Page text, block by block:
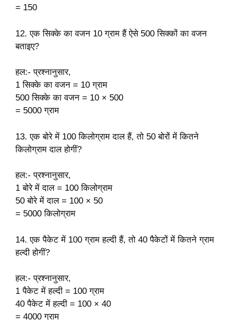
= 150
12. एक सिक्के का वजन 10 ग्राम हैं ऐसे 500 सिक्कों का वजन
बताइए?
हल:- प्रश्नानुसार,
1 सिक्के का वजन = 10 ग्राम
500 सिक्के का वजन = 10 × 500
= 5000 ग्राम
13. एक बोरे में 100 किलोग्राम दाल हैं, तो 50 बोरों में कितने
किलोग्राम दाल होगीं?
हल:- प्रश्नानुसार,
1 बोरे में दाल = 100 किलोग्राम
50 बोरे में दाल = 100 × 50
= 5000 किलोग्राम
14. एक पैकेट में 100 ग्राम हल्दी हैं, तो 40 पैकेटों में कितने ग्राम
हल्दी होगीं?
हल:- प्रश्नानुसार,
1 पैकेट में हल्दी = 100 ग्राम
40 पैकेट में हल्दी = 100 × 40
= 4000 ग्राम